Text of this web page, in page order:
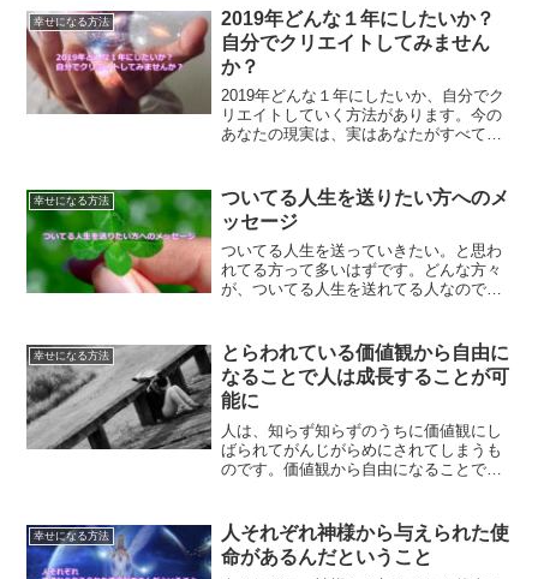
からの評価にしてしまうとうまくいかな
くなってしまうのです。ダイエットが成
功する方法です。
幸せになる方法
2019年どんな１年にしたいか？
自分でクリエイトしてみません
か？
2019年どんな１年にしたいか、自分でク
リエイトしていく方法があります。今の
あなたの現実は、実はあなたがすべて作
介します。
幸せになる方法
ついてる人生を送りたい方へのメ
ッセージ
ついてる人生を送っていきたい。と思わ
れてる方って多いはずです。どんな方々
が、ついてる人生を送れてる人なのでし
幸せになる方法
とらわれている価値観から自由に
なることで人は成長することが可
能に
人は、知らず知らずのうちに価値観にし
ばられてがんじがらめにされてしまうも
のです。価値観から自由になることで、
て、ご紹介します。
幸せになる方法
人それぞれ神様から与えられた使
命があるんだということ